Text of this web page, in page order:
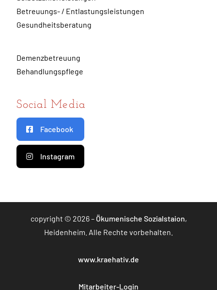
Betreuungs- / Entlastungsleistungen
Gesundheitsberatung
Demenzbetreuung
Behandlungspflege
Social Media
Facebook
Instagram
copyright © 2026 – Ökumenische Sozialstaion,
Heidenheim. Alle Rechte vorbehalten.
www.kraehativ.de
Mitarbeiter-Login